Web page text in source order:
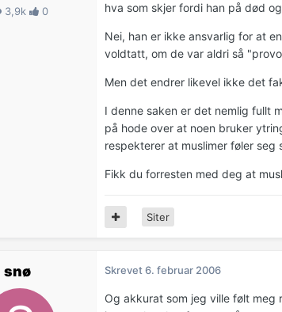
3,9k 0
hva som skjer fordi han på død
Nei, han er ikke ansvarlig for at
voldtatt, om de var aldri så
Men det endrer likevel ikke det
I denne saken er det nemlig fullt
på hode over at noen bruker
respekterer at muslimer føler seg
Fikk du forresten med deg at
Siter
snø Skrevet6. februar 2006
Og akkurat som jeg ville følt meg